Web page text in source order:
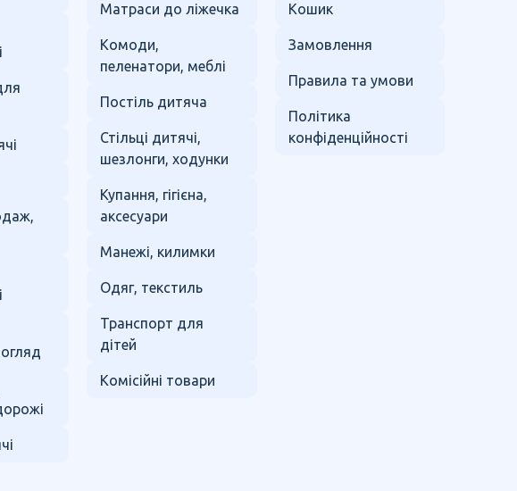
Матраси до ліжечка
Комоди,
пеленатори, меблі
Постіль дитяча
Стільці дитячі,
шезлонги, ходунки
Купання, гігієна,
аксесуари
Манежі, килимки
Одяг, текстиль
Транспорт для
дітей
Комісійні товари
Кошик
Замовлення
Правила та умови
Політика
конфіденційності